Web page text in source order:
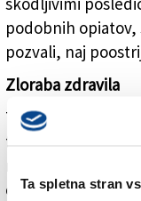
Ta spletna stran
podobnih opiatov,
pozvali, naj
Zloraba zdravila
To je prvič, da v
fentanilom. Po
obliki zna biti